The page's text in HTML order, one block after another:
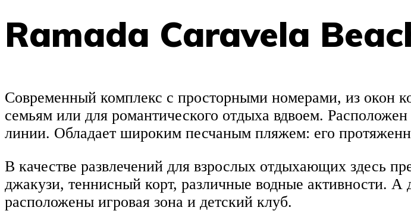
Ramada Caravela
Современный комплекс с просторными номерами, из окон
семьям или для романтического отдыха вдвоем.
линии. Обладает широким песчаным пляжем: его
В качестве развлечений для взрослых отдыхающих здесь
джакузи, теннисный корт, различные водные активности. А
расположены игровая зона и детский клуб.